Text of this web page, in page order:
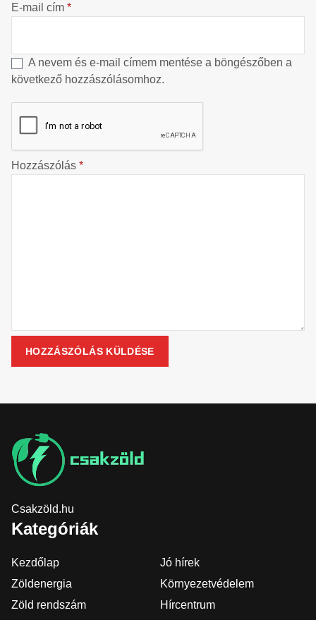
E-mail cím *
A nevem és e-mail címem mentése a böngészőben a
következő hozzászólásomhoz.
Hozzászólás *
Csakzöld.hu
Kategóriák
Kezdőlap
Jó hírek
Zöldenergia
Környezetvédelem
Zöld rendszám
Hírcentrum